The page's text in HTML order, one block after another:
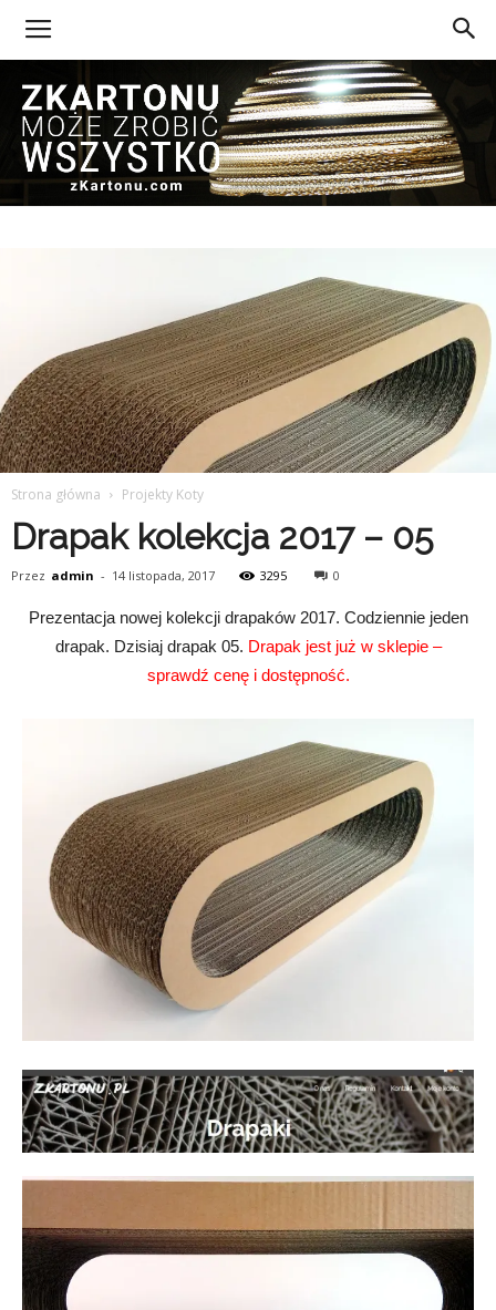
Kartonu
Strona główna Projekty Koty
Drapak kolekcja 2017 – 05
Przez admin - 14 listopada, 2017 3295 0
Prezentacja nowej kolekcji drapaków 2017. Codziennie jeden
drapak. Dzisiaj drapak 05. Drapak jest już w sklepie –
sprawdź cenę i dostępność.